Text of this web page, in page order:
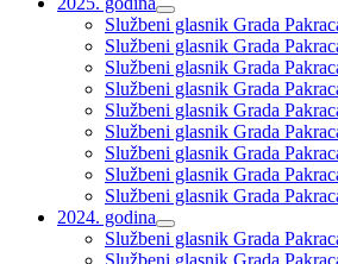
proširi
podizbornik
Službeni glasnik Grada
Službeni glasnik Grada
Službeni glasnik Grada
Službeni glasnik Grada
Službeni glasnik Grada
Službeni glasnik Grada
Službeni glasnik Grada
Službeni glasnik Grada
Službeni glasnik Grada
2024. godina
proširi
podizbornik
Službeni glasnik Grada
Službeni glasnik Grada